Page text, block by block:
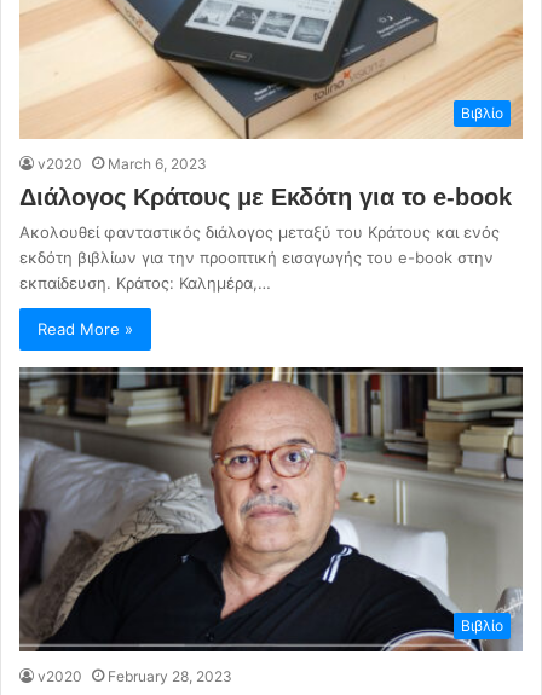
Βιβλίο
v2020 March 6, 2023
Διάλογος Κράτους με Εκδότη για το e-book
Ακολουθεί φανταστικός διάλογος μεταξύ του Κράτους και ενός
εκδότη βιβλίων για την προοπτική εισαγωγής του e-book στην
εκπαίδευση. Κράτος: Καληµέρα,…
Read More »
Βιβλίο
v2020 February 28, 2023